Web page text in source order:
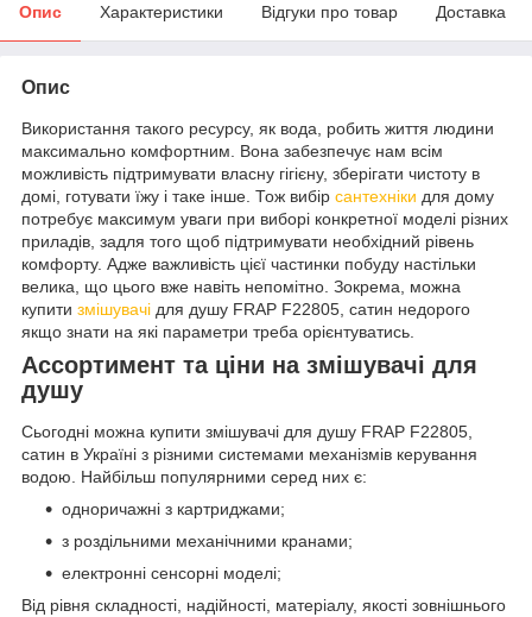
Опис Характеристики Відгуки про товар Доставка
Опис
Використання такого ресурсу, як вода, робить життя людини
максимально комфортним. Вона забезпечує нам всім
можливість підтримувати власну гігієну, зберігати чистоту в
домі, готувати їжу і таке інше. Тож вибір сантехніки для дому
потребує максимум уваги при виборі конкретної моделі різних
приладів, задля того щоб підтримувати необхідний рівень
комфорту. Адже важливість цієї частинки побуду настільки
велика, що цього вже навіть непомітно. Зокрема, можна
купити змішувачі для душу FRAP F22805, сатин недорого
якщо знати на які параметри треба орієнтуватись.
Ассортимент та ціни на змішувачі для
душу
Сьогодні можна купити змішувачі для душу FRAP F22805,
сатин в Україні з різними системами механізмів керування
водою. Найбільш популярними серед них є:
одноричажні з картриджами;
з роздільними механічними кранами;
електронні сенсорні моделі;
Від рівня складності, надійності, матеріалу, якості зовнішнього